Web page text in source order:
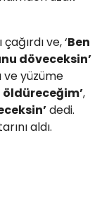
çağırdı ve, ‘Ben
döveceksin’
ve yüzüme
öldüreceğim’,
dedi.
aldı.